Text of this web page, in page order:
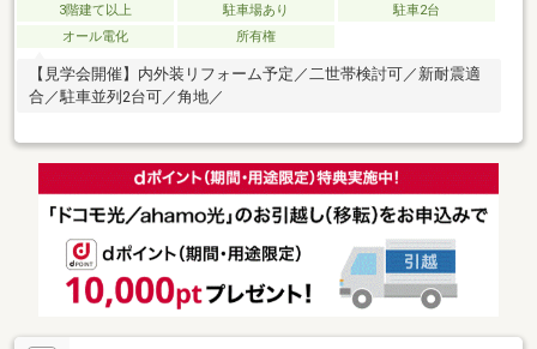
3階建て以上 駐車場あり
駐車2台
オール電化
所有権
【見学会開催】内外装リフォーム予定／二世帯検討可／新耐震適
合／駐車並列2台可／角地／